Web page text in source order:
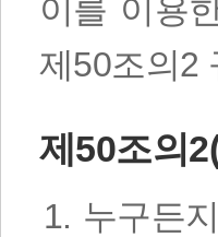
이를 이용
제50조의2
제50조의
1. 누구든